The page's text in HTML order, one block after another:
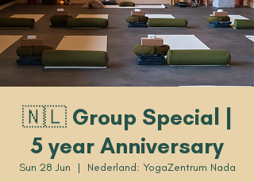
🇳🇱 Group Special |
5 year Anniversary
Sun 28 Jun
  |
Nederland: YogaZentrum Nada